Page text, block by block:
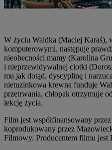
W życiu Waldka (Maciej Karaś),
komputerowymi, następuje
nieobecności mamy (Karolina
i nieprzewidywalnej ciotki
mu jak dotąd, dyscyplinę i
nietuzinkowa krewna funduje
przetrwania, chłopak otrzymuje
lekcję życia.
Film jest współfinansowany
koprodukowany przez
Filmowy. Producentem filmu jest